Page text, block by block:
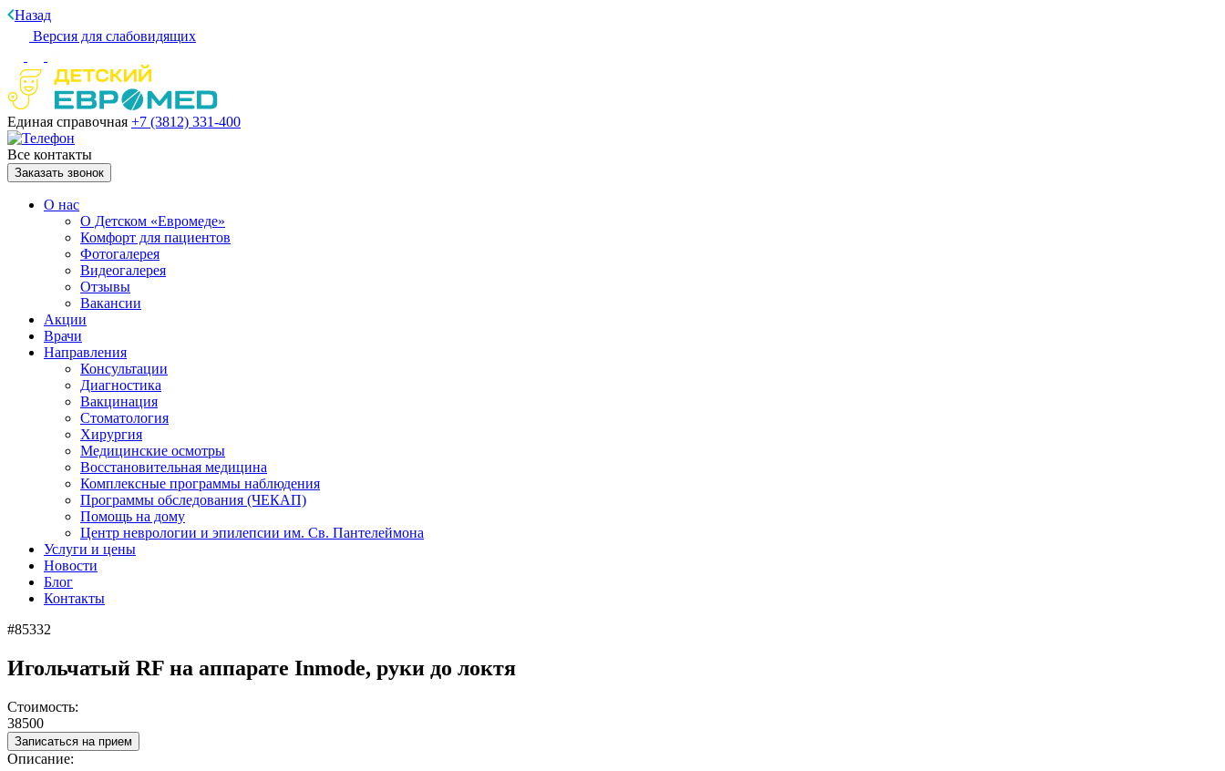
Назад
Версия для слабовидящих
Единая справочная +7 (3812) 331-400
Все контакты
Заказать звонок
О нас
О Детском «Евромеде»
Комфорт для пациентов
Фотогалерея
Видеогалерея
Отзывы
Вакансии
Акции
Врачи
Направления
Консультации
Диагностика
Вакцинация
Стоматология
Хирургия
Медицинские осмотры
Восстановительная медицина
Комплексные программы наблюдения
Программы обследования (ЧЕКАП)
Помощь на дому
Центр неврологии и эпилепсии им. Св. Пантелеймона
Услуги и цены
Новости
Блог
Контакты
#85332
Игольчатый RF на аппарате Inmode, руки до локтя
Стоимость:
38500
Записаться на прием
Описание: